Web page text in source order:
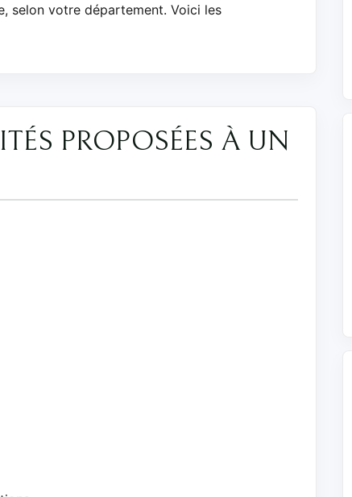
selon votre département. Voici les
PROPOSÉES À UN